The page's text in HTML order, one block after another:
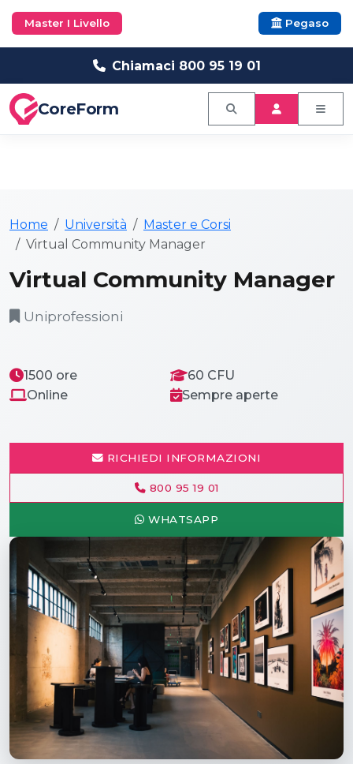
Chiamaci 800 95 19 01
CoreForm
Home Università
Master e Corsi
Virtual Community Manager
Master I Livello Pegaso
Virtual Community Manager
Uniprofessioni
1500 ore
60 CFU
Online
Sempre aperte
RICHIEDI INFORMAZIONI
800 95 19 01
WHATSAPP